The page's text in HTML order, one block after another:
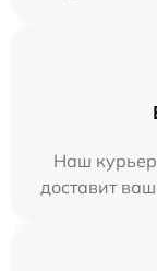
Наш
доставит